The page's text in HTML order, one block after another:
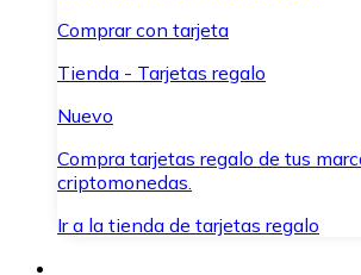
Comprar con tarjeta
Tienda - Tarjetas regalo
Nuevo
Compra tarjetas regalo de tus
criptomonedas.
Ir a la tienda de tarjetas regalo